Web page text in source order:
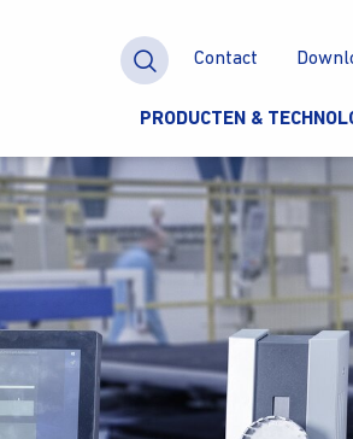
PRODUCTEN &
Contact